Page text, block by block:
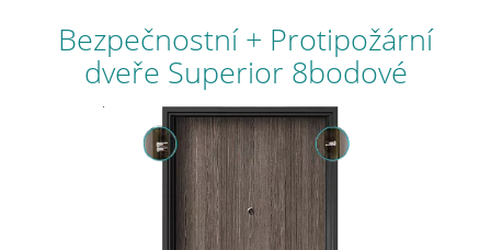
Bezpečnostní + Protipožární
dveře Superior 8bodové